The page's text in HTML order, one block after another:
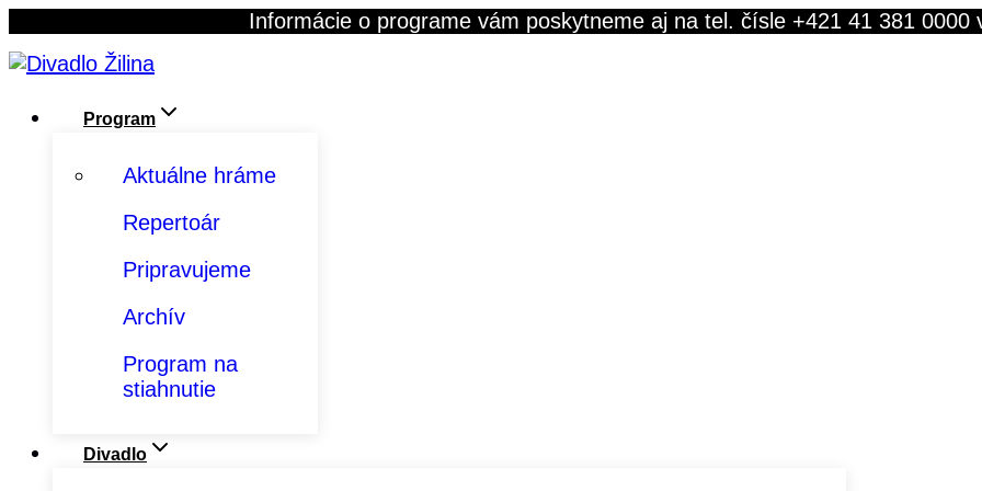
content
Informácie o programe vám poskytneme aj na tel. čísle +421 41 381 0000
Program
Aktuálne hráme
Repertoár
Pripravujeme
Archív
Program na
stiahnutie
Divadlo